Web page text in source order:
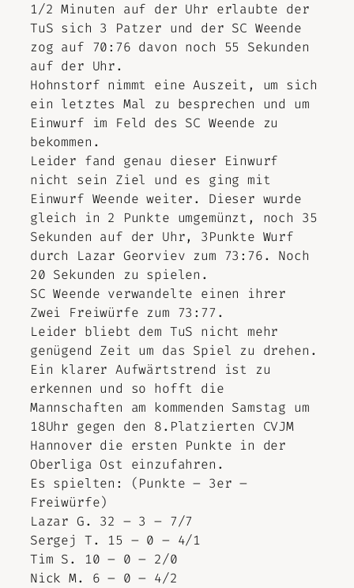
1/2 Minuten auf der Uhr erlaubte der
TuS sich 3 Patzer und der SC Weende
zog auf 70:76 davon noch 55 Sekunden
auf der Uhr.
Hohnstorf nimmt eine Auszeit, um sich
ein letztes Mal zu besprechen und um
Einwurf im Feld des SC Weende zu
bekommen.
Leider fand genau dieser Einwurf
nicht sein Ziel und es ging mit
Einwurf Weende weiter. Dieser wurde
gleich in 2 Punkte umgemünzt, noch 35
Sekunden auf der Uhr, 3Punkte Wurf
durch Lazar Georviev zum 73:76. Noch
20 Sekunden zu spielen.
SC Weende verwandelte einen ihrer
Zwei Freiwürfe zum 73:77.
Leider bliebt dem TuS nicht mehr
genügend Zeit um das Spiel zu drehen.
Ein klarer Aufwärtstrend ist zu
erkennen und so hofft die
Mannschaften am kommenden Samstag um
18Uhr gegen den 8.Platzierten CVJM
Hannover die ersten Punkte in der
Oberliga Ost einzufahren.
Es spielten: (Punkte – 3er –
Freiwürfe)
Lazar G. 32 – 3 – 7/7
Sergej T. 15 – 0 – 4/1
Tim S. 10 – 0 – 2/0
Nick M. 6 – 0 – 4/2